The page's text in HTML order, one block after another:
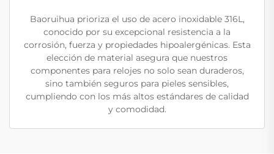
Baoruihua prioriza el uso de acero inoxidable 316L,
conocido por su excepcional resistencia a la
corrosión, fuerza y propiedades hipoalergénicas. Esta
elección de material asegura que nuestros
componentes para relojes no solo sean duraderos,
sino también seguros para pieles sensibles,
cumpliendo con los más altos estándares de calidad
y comodidad.